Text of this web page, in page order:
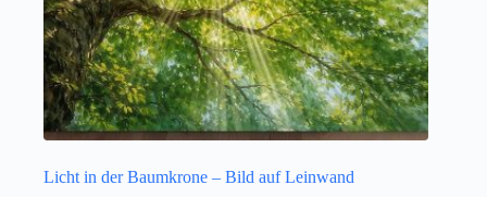
Licht in der Baumkrone – Bild auf Leinwand